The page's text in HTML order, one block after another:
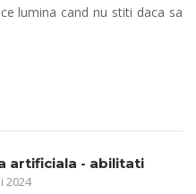
lumina cand nu stiti daca sa
artificiala - abilitati
2024